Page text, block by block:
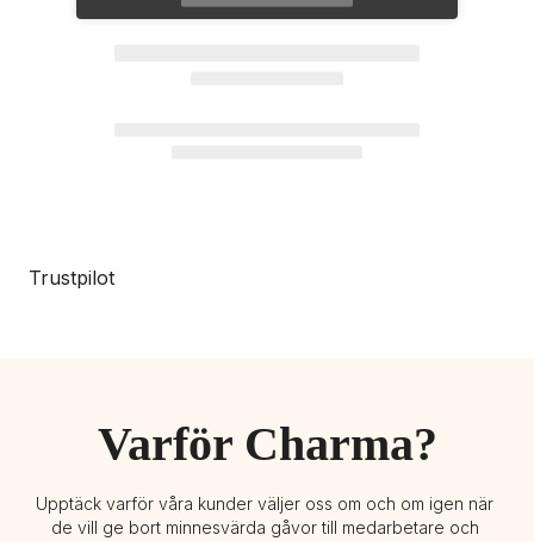
Trustpilot
Varför Charma?
Upptäck varför våra kunder väljer oss om och om igen när
de vill ge bort minnesvärda gåvor till medarbetare och